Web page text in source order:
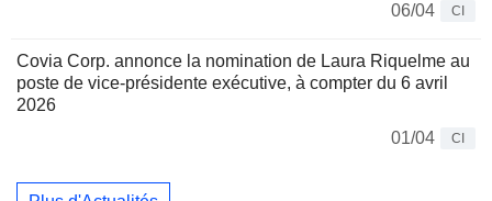
06/04
CI
Covia Corp. annonce la nomination de Laura Riquelme au
poste de vice-présidente exécutive, à compter du 6 avril
2026
01/04
CI